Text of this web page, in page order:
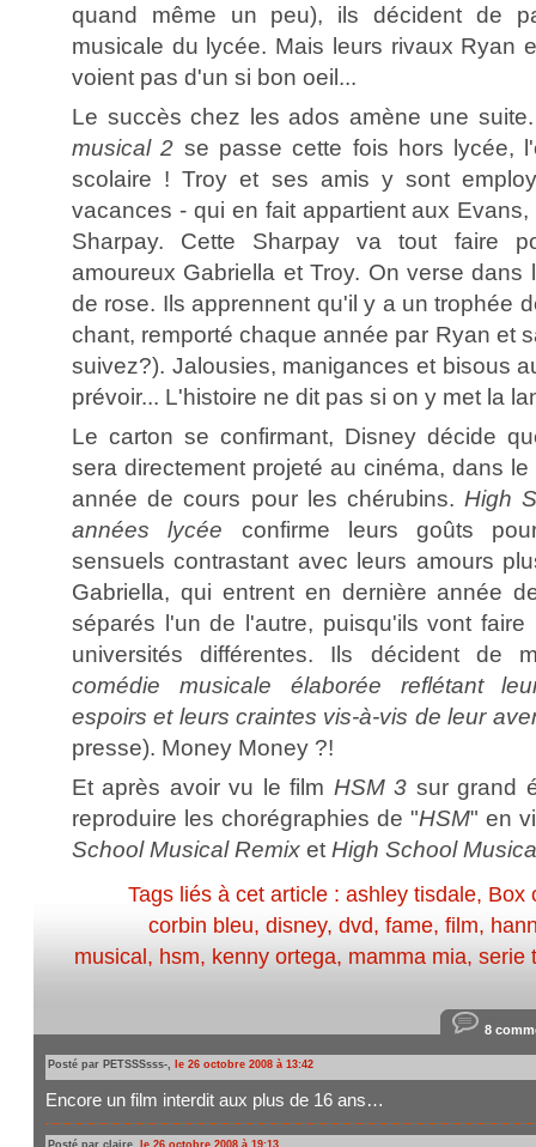
quand même un peu), ils décident de
musicale du lycée. Mais leurs rivaux Ryan
voient pas d'un si bon oeil...
Le succès chez les ados amène une
musical 2 se passe cette fois hors lycée,
scolaire ! Troy et ses amis y sont
vacances - qui en fait appartient aux
Sharpay. Cette Sharpay va tout faire
amoureux Gabriella et Troy. On verse
de rose. Ils apprennent qu'il y a un trophée
chant, remporté chaque année par Ryan et
suivez?). Jalousies, manigances et bisous
prévoir... L'histoire ne dit pas si on y met la
Le carton se confirmant, Disney décide
sera directement projeté au cinéma, dans
année de cours pour les chérubins.High
années lycée confirme leurs goûts
sensuels contrastant avec leurs amours
Gabriella, qui entrent en dernière année
séparés l'un de l'autre, puisqu'ils vont
universités différentes. Ils décident de
comédie musicale élaborée reflétant
espoirs et leurs craintes vis-à-vis de leur
presse). Money Money ?!
Et après avoir vu le film HSM 3 sur grand
reproduire les chorégraphies de "HSM" en
School Musical Remix et High School
Tags liés à cet article : ashley tisdale, Box
corbin bleu, disney, dvd, fame, film,
musical , hsm, kenny ortega, mamma mia, serie
8
Posté par PETSSSsss-, le 26 octobre 2008 à 13:42
Encore un film interdit aux plus de 16 ans…
Posté par claire, le 26 octobre 2008 à 19:13